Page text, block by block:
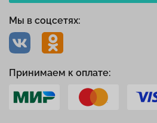
Мы в соцсетях:
Принимаем к оплате: